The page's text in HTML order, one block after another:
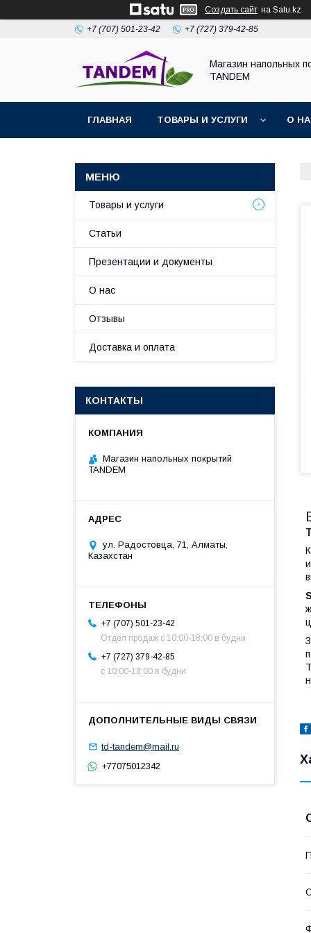
Создать сайт на Satu.kz
+7 (707) 501-23-42 +7 (727) 379-42-85
Магазин напольных
TANDEM
ГЛАВНАЯ ТОВАРЫ И УСЛУГИ О
Товары и услуги
Статьи
Презентации и документы
О нас
Отзывы
Доставка и оплата
КОНТАКТЫ
Магазин напольных покрытий
TANDEM
ул. Радостовца, 71, Алматы,
Казахстан
+7 (707) 501-23-42
Отдел продаж c 10:00-18:00 в будни
+7 (727) 379-42-85
с 10:00-18:00 в будни
td-tandem@mail.ru
+77075012342